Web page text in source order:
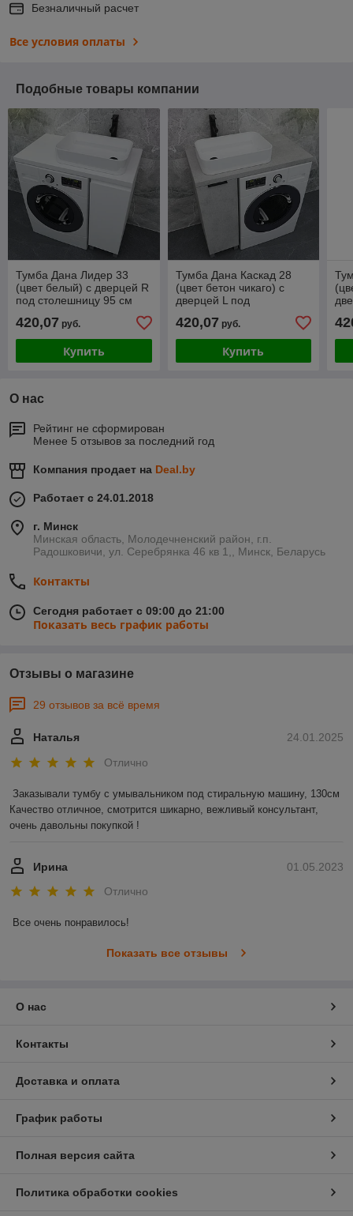
Безналичный расчет
Все условия оплаты
Подобные товары компании
Тумба Дана Лидер 33
(цвет белый) с дверцей R
под столешницу 95 см
420,07 руб.
Купить
Тумба Дана Каскад 28
(цвет бетон чикаго) с
дверцей L под
420,07 руб.
Купить
О нас
Рейтинг не сформирован
Менее 5 отзывов за последний год
Компания продает на Deal.by
Работает с 24.01.2018
г. Минск
Минская область, Молодечненский район, г.п.
Радошковичи, ул. Серебрянка 46 кв 1,, Минск, Беларусь
Контакты
Сегодня работает с 09:00 до 21:00
Показать весь график работы
Отзывы о магазине
29 отзывов за всё время
24.01.2025
Наталья
Отлично
Заказывали тумбу с умывальником под стиральную машину, 130см
Качество отличное, смотрится шикарно, вежливый консультант,
очень давольны покупкой !
01.05.2023
Ирина
Отлично
Все очень понравилось!
Показать все отзывы
О нас
Контакты
Доставка и оплата
График работы
Полная версия сайта
Политика обработки cookies